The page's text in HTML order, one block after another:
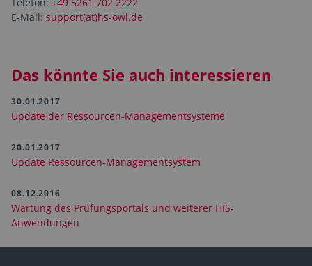
Telefon: +49 5261 702 2222
E-Mail: support(at)hs-owl.de
Das könnte Sie auch interessieren
30.01.2017
Update der Ressourcen-Managementsysteme
20.01.2017
Update Ressourcen-Managementsystem
08.12.2016
Wartung des Prüfungsportals und weiterer HIS-
Anwendungen